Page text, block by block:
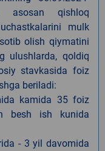
asosan qishloq
mulk
olish qiymatini
ulushlarda, qoldiq
stavkasida foiz
beriladi:
kamida 35 foiz
besh ish kunida
- 3 yil davomida